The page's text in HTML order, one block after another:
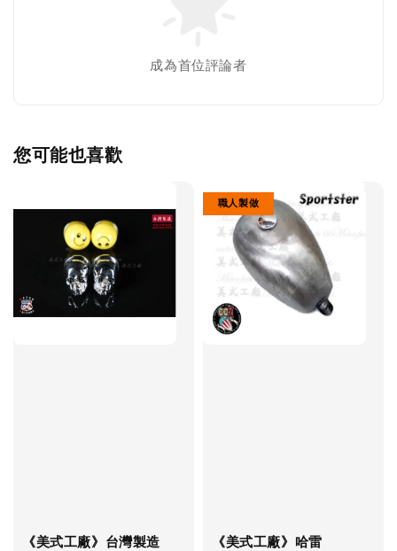
成為首位評論者
您可能也喜歡
《美式工廠》台灣製造
職人製做
《美式工廠》哈雷